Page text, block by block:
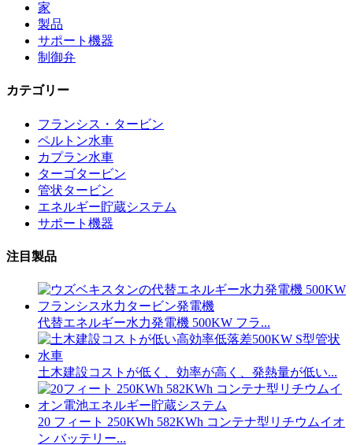
家
製品
サポート機器
制御弁
カテゴリー
フランシス・タービン
ペルトン水車
カプラン水車
ターゴタービン
管状タービン
エネルギー貯蔵システム
サポート機器
注目製品
代替エネルギー水力発電機 500KW フラ...
土木建設コストが低く、効率が高く、発熱量が低い...
20 フィート 250KWh 582KWh コンテナ型リチウムイオ
ン バッテリー...